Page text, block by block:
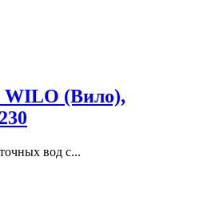
WILO (Вило),
вод с...